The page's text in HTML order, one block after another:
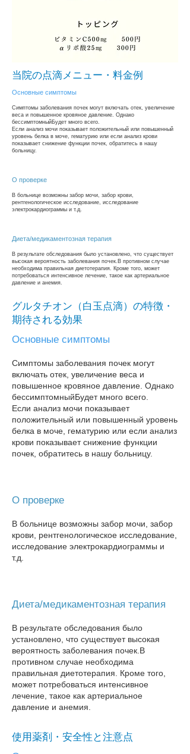
当院の点滴メニュー・料金例
Основные симптомы
Симптомы заболевания почек могут включать отек, увеличение
веса и повышенное кровяное давление. Однако
бессимптомныйБудет много всего.
Если анализ мочи показывает положительный или повышенный
уровень белка в моче, гематурию или если анализ крови
показывает снижение функции почек, обратитесь в нашу
больницу​.
О проверке
В больнице возможны забор мочи, забор крови,
рентгенологическое исследование, исследование
электрокардиограммы и т.д.
Диета/медикаментозная терапия
В результате обследования было установлено, что существует
высокая вероятность заболевания почек. В противном случае
необходима правильная диетотерапия. Кроме того, может
потребоваться интенсивное лечение, такое как артериальное
давление и анемия.
グルタチオン（白玉点滴）の特徴・
期待される効果
Основные симптомы
Симптомы заболевания почек могут
включать отек, увеличение веса и
повышенное кровяное давление. Однако
бессимптомныйБудет много всего.
Если анализ мочи показывает
положительный или повышенный уровень
белка в моче, гематурию или если анализ
крови показывает снижение функции
почек, обратитесь в нашу больницу​.
О проверке
В больнице возможны забор мочи, забор
крови, рентгенологическое исследование,
исследование электрокардиограммы и
т.д.
Диета/медикаментозная терапия
В результате обследования было
установлено, что существует высокая
вероятность заболевания почек. В
противном случае необходима
правильная диетотерапия. Кроме того,
может потребоваться интенсивное
лечение, такое как артериальное
давление и анемия.
使用薬剤・安全性と注意点